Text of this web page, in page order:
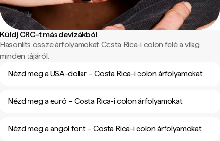
Küldj CRC-t más devizákból
Hasonlíts össze árfolyamokat Costa Rica-i colon felé a világ
minden tájáról.
Nézd meg a USA-dollár – Costa Rica-i colon árfolyamokat
Nézd meg a euró – Costa Rica-i colon árfolyamokat
Nézd meg a angol font – Costa Rica-i colon árfolyamokat